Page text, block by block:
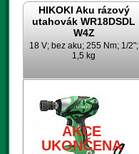
HIKOKI Aku rázový
utahovák WR18DSDL
W4Z
18 V; bez aku; 255 Nm; 1/2";
1,5 kg
AKCE
UKONČENA